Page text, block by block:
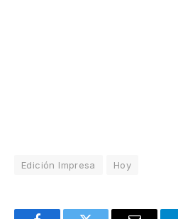
Edición Impresa Hoy